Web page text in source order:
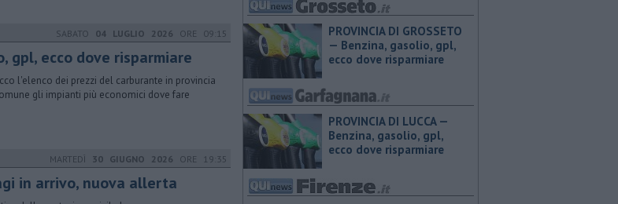
SABATO 04 LUGLIO 2026 ORE 09:15
gpl, ecco dove risparmiare
l'elenco dei prezzi del carburante in provincia
gli impianti più economici dove fare
MARTEDÌ 30 GIUGNO 2026 ORE 19:35
in arrivo, nuova allerta
PROVINCIA DI GROSSETO
— ​Benzina, gasolio, gpl,
ecco dove risparmiare
PROVINCIA DI LUCCA — ​
Benzina, gasolio, gpl,
ecco dove risparmiare